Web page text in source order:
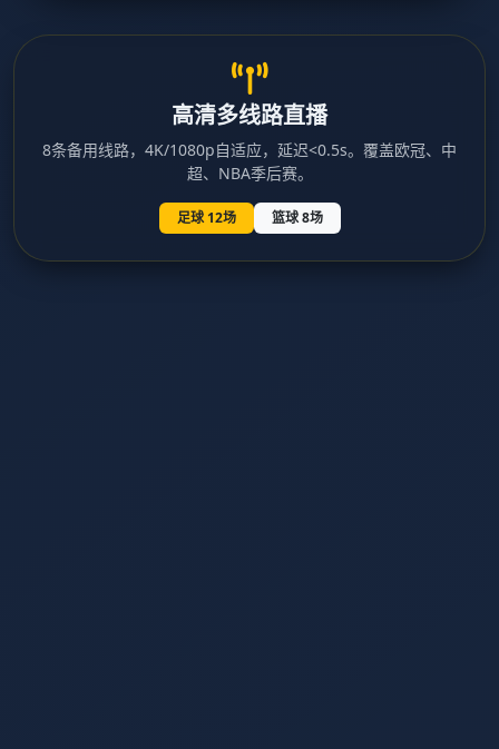
高清多线路直播
8条备用线路，4K/1080p自适应，延迟<0.5s。覆盖欧冠、中
超、NBA季后赛。
足球 12场 篮球 8场